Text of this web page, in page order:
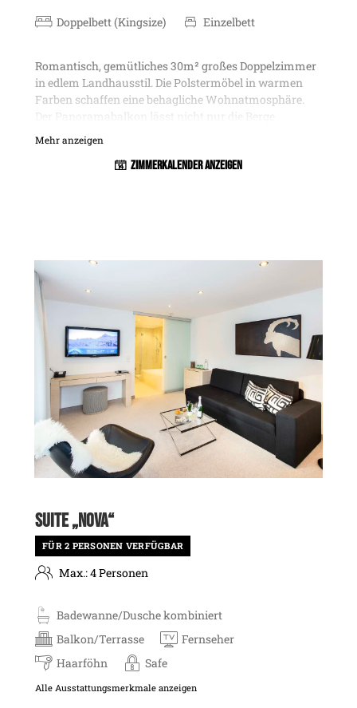
Doppelbett (Kingsize) Einzelbett
Romantisch, gemütliches 30m² großes Doppelzimmer
in edlem Landhausstil. Die Polstermöbel in warmen
Farben schaffen eine behagliche Wohnatmosphäre.
Der Panoramabalkon lässt nicht nur die Berge
sondern auch das Treiben im Dorf beobachten.
Mehr anzeigen
Zimmerkalender anzeigen
SUITE „NOVA“
FÜR 2 PERSONEN VERFÜGBAR
Max.: 4 Personen
Badewanne/Dusche kombiniert
Balkon/Terrasse
Fernseher
Haarföhn
Safe
Alle Ausstattungsmerkmale anzeigen